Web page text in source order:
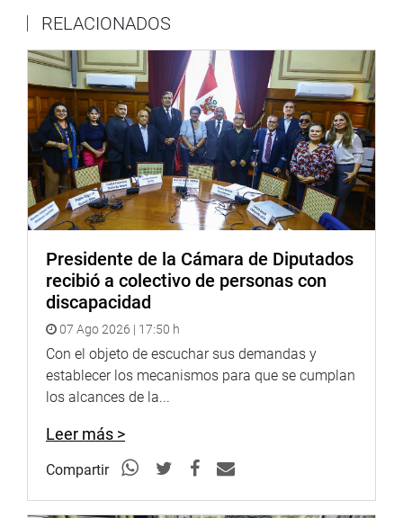
subsidio oncológico.
Entre tanto, la parlamentaria Hilda Portero (Acción
Popular), señaló que es importante la articulación y el
consenso entre el Minsa y el INEN respecto a la compra
de medicamentos, ya que no puede existir más un “cuello
de botella” que solo perjudica a los más necesitados.
“Es clave que se tomen acuerdos. En el Perú nos falta
prevención, tamizajes y medicamentos contra el cáncer.
Se vive el problema de siempre y no podemos seguir así.
importante contar con representantes del INEN, Cenares y
Digemid, además de la presencia del propio ministro de
Salud, César Vásquez”, destacó.
Para la legisladora, el Perú ya no debe tener hospitales
repletos de pacientes con cáncer, quienes sufren por la
falta de fármacos para su mejora.
Por su parte, el director ejecutivo de la Dirección de
Prevención y Control de Cáncer de la Dirección General de
Intervenciones Estratégicas en Salud Pública del Minsa,
la compra de medicamentos y es su dirección la
RELACIONADOS
Presidente de la Cámara de Diputados
recibió a colectivo de personas con
discapacidad
07 Ago 2026 | 17:50 h
Con el objeto de escuchar sus demandas y
establecer los mecanismos para que se cumplan
los alcances de la...
Leer más >
Compartir